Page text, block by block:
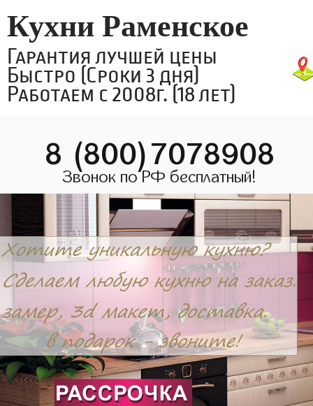
Кухни Раменское
Гарантия лучшей цены
Быстро (Сроки 3 дня)
Работаем с 2008г. (18 лет)
8 (800)7078908
Звонок по РФ бесплатный!